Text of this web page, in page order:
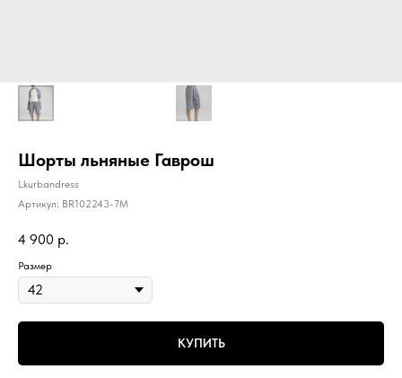
Шорты льняные Гаврош
Lkurbandress
Артикул: BR102243-7M
4 900 р.
Размер
КУПИТЬ